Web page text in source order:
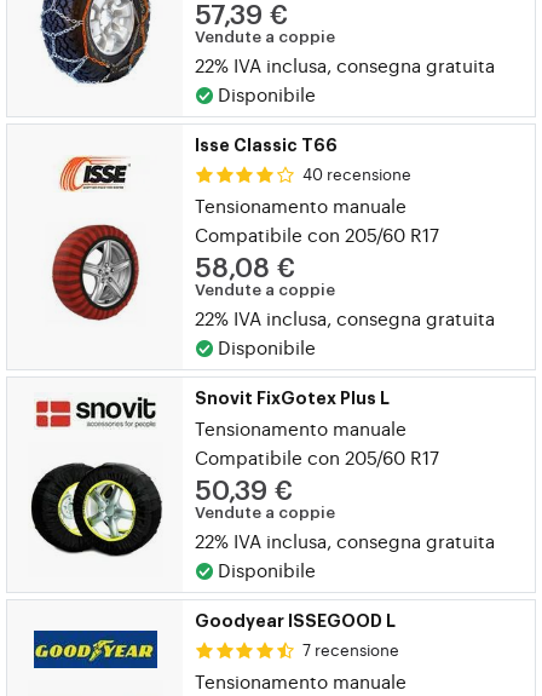
57,39 €
Vendute a coppie
22% IVA inclusa, consegna gratuita
Disponibile
Isse Classic T66
40 recensione
Tensionamento manuale
Compatibile con 205/60 R17
58,08 €
Vendute a coppie
22% IVA inclusa, consegna gratuita
Disponibile
Snovit FixGotex Plus L
Tensionamento manuale
Compatibile con 205/60 R17
50,39 €
Vendute a coppie
22% IVA inclusa, consegna gratuita
Disponibile
Goodyear ISSEGOOD L
7 recensione
Tensionamento manuale